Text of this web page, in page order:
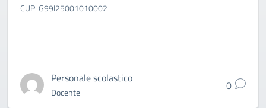
CUP: G99I25001010002
Personale scolastico
Docente 0